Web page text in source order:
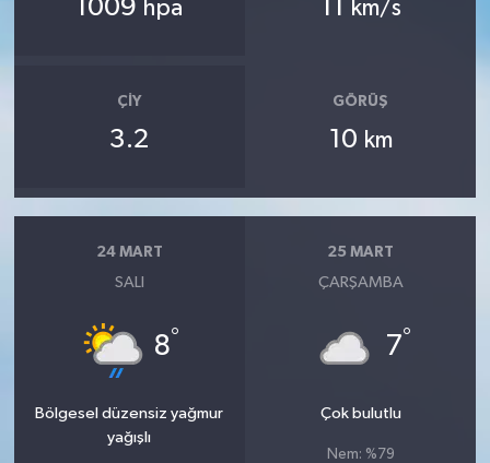
1009 hpa 11 km/s
ÇIY
3.2
GÖRÜŞ
10 km
24 MART
SALI
8°
Bölgesel düzensiz yağmur
yağışlı
25 MART
ÇARŞAMBA
7°
Çok bulutlu
Nem: %79